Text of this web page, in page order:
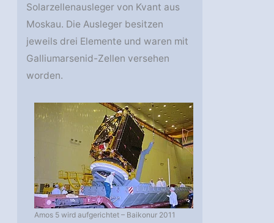
Solarzellenausleger von Kvant aus
Moskau. Die Ausleger besitzen
jeweils drei Elemente und waren mit
Galliumarsenid-Zellen versehen
worden.
Amos 5 wird aufgerichtet – Baikonur 2011